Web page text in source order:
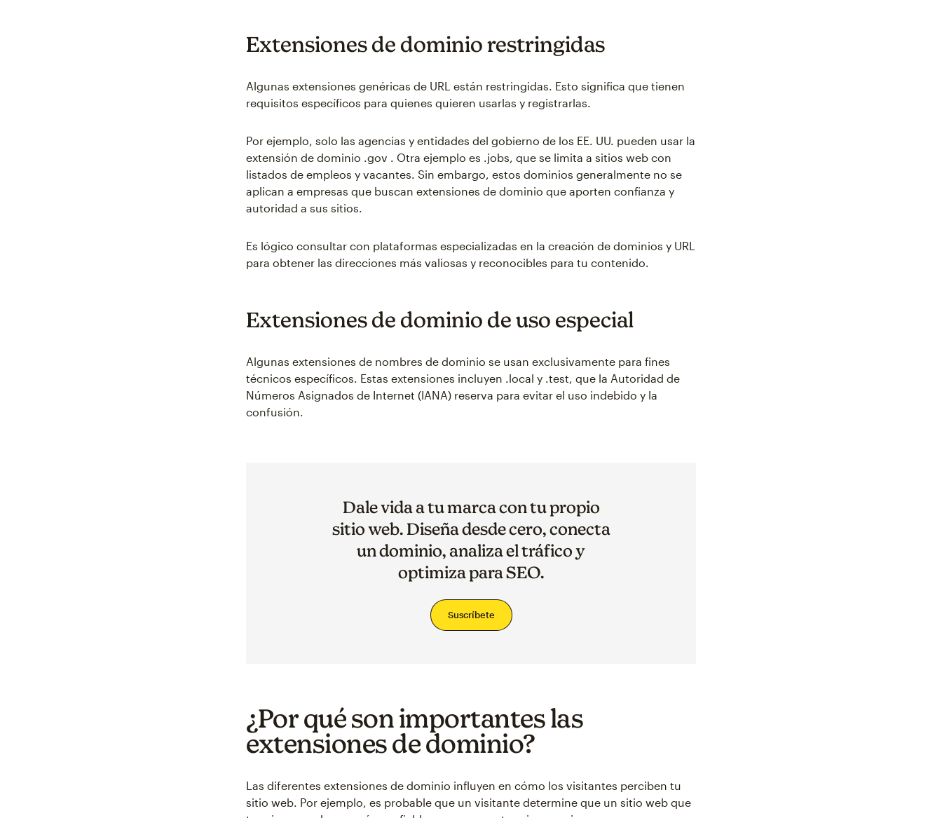
Extensiones de dominio restringidas
Algunas extensiones genéricas de URL están restringidas. Esto significa que tienen
requisitos específicos para quienes quieren usarlas y registrarlas.
Por ejemplo, solo las agencias y entidades del gobierno de los EE. UU. pueden usar la
extensión de dominio .gov . Otra ejemplo es .jobs, que se limita a sitios web con
listados de empleos y vacantes. Sin embargo, estos dominios generalmente no se
aplican a empresas que buscan extensiones de dominio que aporten confianza y
autoridad a sus sitios.
Es lógico consultar con plataformas especializadas en la creación de dominios y URL
para obtener las direcciones más valiosas y reconocibles para tu contenido.
Extensiones de dominio de uso especial
Algunas extensiones de nombres de dominio se usan exclusivamente para fines
técnicos específicos. Estas extensiones incluyen .local y .test, que la Autoridad de
Números Asignados de Internet (IANA) reserva para evitar el uso indebido y la
confusión.
Dale vida a tu marca con tu propio
sitio web. Diseña desde cero, conecta
un dominio, analiza el tráfico y
optimiza para SEO.
Suscríbete
¿Por qué son importantes las
extensiones de dominio?
Las diferentes extensiones de dominio influyen en cómo los visitantes perciben tu
sitio web. Por ejemplo, es probable que un visitante determine que un sitio web que